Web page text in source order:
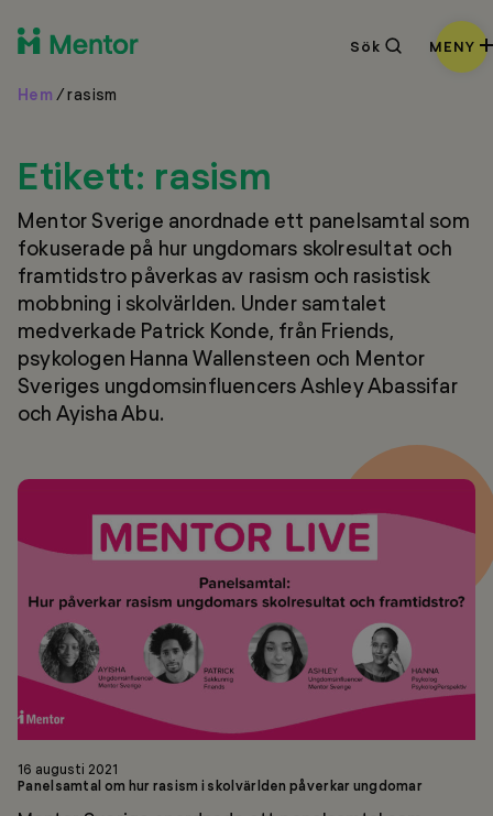
Sök Sök MENY
Hem /rasism
Etikett: rasism
Mentor Sverige anordnade ett panelsamtal som
fokuserade på hur ungdomars skolresultat och
framtidstro påverkas av rasism och rasistisk
mobbning i skolvärlden. Under samtalet
medverkade Patrick Konde, från Friends,
psykologen Hanna Wallensteen och Mentor
Sveriges ungdomsinfluencers Ashley Abassifar
och Ayisha Abu.
Panelsamtal
rasism
påverkar
ungdomar
16 augusti 2021
Panelsamtal om hur rasism i skolvärlden påverkar ungdomar